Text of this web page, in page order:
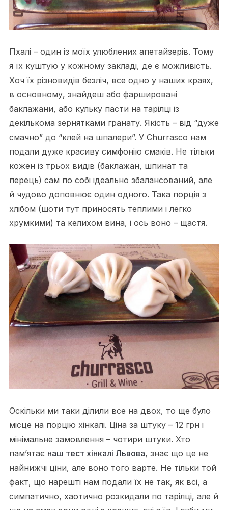
Пхалі – один із моїх улюблених апетайзерів. Тому
я їх куштую у кожному закладі, де є можливість.
Хоч їх різновидів безліч, все одно у наших краях,
в основному, знайдеш або фаршировані
баклажани, або кульку пасти на тарілці із
декількома зернятками гранату. Якість – від “дуже
смачно” до “клей на шпалери”. У Churrasco нам
подали дуже красиву симфонію смаків. Не тільки
кожен із трьох видів (баклажан, шпинат та
перець) сам по собі ідеально збалансований, але
й чудово доповнює один одного. Така порція з
хлібом (шоти тут приносять теплими і легко
хрумкими) та келихом вина, і ось воно – щастя.
Оскільки ми таки ділили все на двох, то ще було
місце на порцію хінкалі. Ціна за штуку – 12 грн і
мінімальне замовлення – чотири штуки. Хто
пам’ятає наш тест хінкалі Львова, знає що це не
найнижчі ціни, але воно того варте. Не тільки той
факт, що нарешті нам подали їх не так, як всі, а
симпатично, хаотично розкидали по тарілці, але й